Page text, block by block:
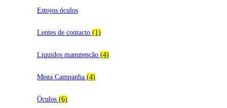
Estojos óculos
Lentes de contacto (1)
Liquidos manutenção (4)
Mega Campanha (4)
Óculos (6)